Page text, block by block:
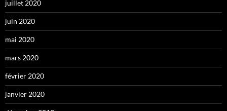
juillet 2020
juin 2020
mai 2020
mars 2020
février 2020
janvier 2020